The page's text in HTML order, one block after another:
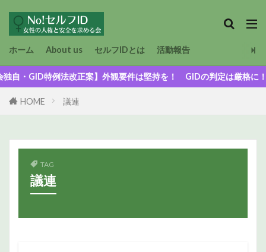
ホーム About us セルフIDとは 活動報告
GID特例法改正案】外観要件は堅持を！ GIDの判定は厳格に！
HOME 議連
TAG
議連